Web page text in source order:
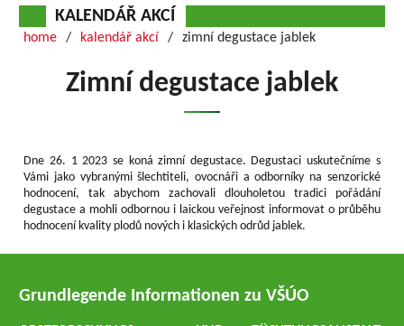
KALENDÁŘ AKCÍ
home kalendář akcí zimní degustace jablek
Zimní degustace jablek
Dne 26. 1 2023 se koná zimní degustace. Degustaci uskutečníme s
Vámi jako vybranými šlechtiteli, ovocnáři a odborníky na senzorické
hodnocení, tak abychom zachovali dlouholetou tradici pořádání
degustace a mohli odbornou i laickou veřejnost informovat o průběhu
hodnocení kvality plodů nových i klasických odrůd jablek.
Grundlegende Informationen zu VŠÚO